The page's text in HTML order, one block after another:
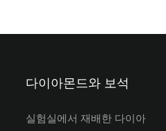
다이아몬드와 보석
실험실에서 재배한 다이아